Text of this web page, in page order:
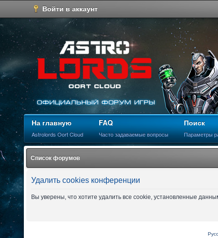
Войти в аккаунт
На главную
Astrolords Oort Cloud
FAQ
Часто задаваемые вопросы
Поиск
Параметры
Список форумов
Удалить cookies конференции
Вы уверены, что хотите удалить все cookie, установленные